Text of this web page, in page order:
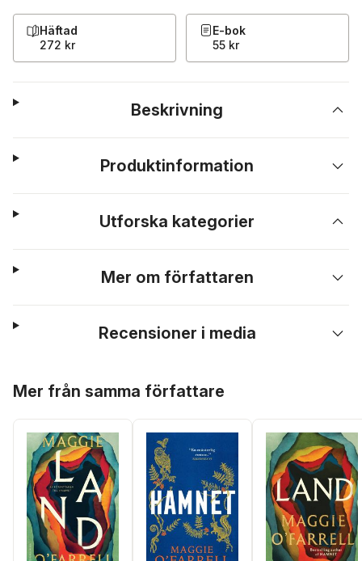
Häftad
272 kr
E-bok
55 kr
Beskrivning
Produktinformation
Utforska kategorier
Mer om författaren
Recensioner i media
Mer från samma författare